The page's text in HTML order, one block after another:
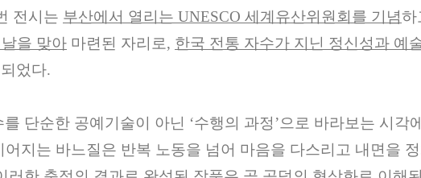
전시는 부산에서 열리는 UNESCO 세계유산위원회를 기념하
을 맞아 마련된 자리로, 한국 전통 자수가 지닌 정신성과 예
었다.
단순한 공예기술이 아닌 ‘수행의 과정’으로 바라보는 시각
어지는 바느질은 반복 노동을 넘어 마음을 다스리고 내면을